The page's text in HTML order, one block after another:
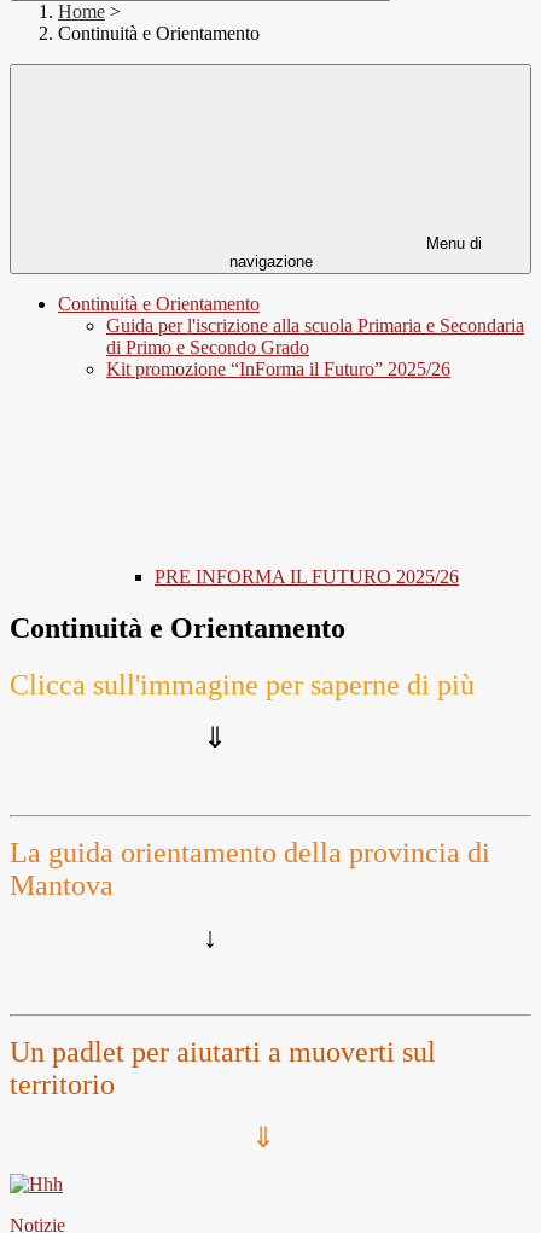
Home >
Continuità e Orientamento
Menu di
navigazione
Continuità e Orientamento
Guida per l'iscrizione alla scuola Primaria e Secondaria
di Primo e Secondo Grado
Kit promozione “InForma il Futuro” 2025/26
PRE INFORMA IL FUTURO 2025/26
Continuità e Orientamento
Clicca sull'immagine per saperne di più
⇓
La guida orientamento della provincia di
Mantova
↓
Un padlet per aiutarti a muoverti sul
territorio
⇓
Notizie